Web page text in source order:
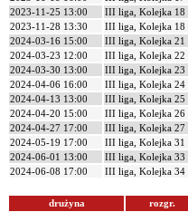
2023-11-25 13:00
III liga, Kolejka 18
2023-11-28 13:30
III liga, Kolejka 18
2024-03-16 15:00
III liga, Kolejka 21
2024-03-23 12:00
III liga, Kolejka 22
2024-03-30 13:00
III liga, Kolejka 23
2024-04-06 16:00
III liga, Kolejka 24
2024-04-13 13:00
III liga, Kolejka 25
2024-04-20 15:00
III liga, Kolejka 26
2024-04-27 17:00
III liga, Kolejka 27
2024-05-19 17:00
III liga, Kolejka 31
2024-06-01 13:00
III liga, Kolejka 33
2024-06-08 17:00
III liga, Kolejka 34
drużyna rozgr.